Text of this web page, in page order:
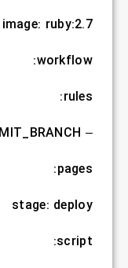
image: ruby:2.7
workflow:
rules:
– if: ‘$CI_COMMIT_BRANCH’
pages:
stage: deploy
script: